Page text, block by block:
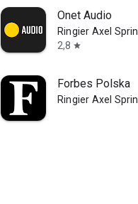
Onet Audio
Ringier Axel
2,8 star
Forbes Polska
Ringier Axel